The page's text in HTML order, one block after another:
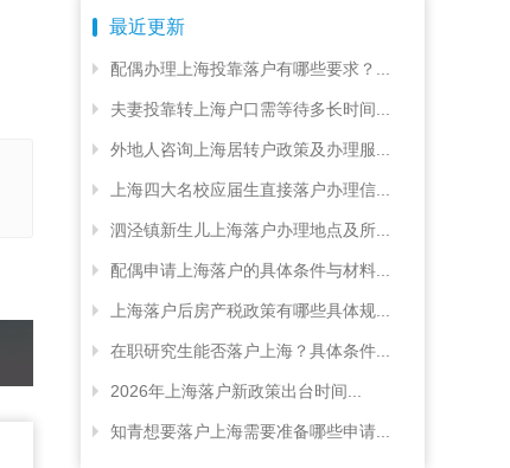
最近更新
配偶办理上海投靠落户有哪些要求？...
夫妻投靠转上海户口需等待多长时间...
外地人咨询上海居转户政策及办理服...
上海四大名校应届生直接落户办理信...
泗泾镇新生儿上海落户办理地点及所...
配偶申请上海落户的具体条件与材料...
上海落户后房产税政策有哪些具体规...
在职研究生能否落户上海？具体条件...
2026年上海落户新政策出台时间...
知青想要落户上海需要准备哪些申请...